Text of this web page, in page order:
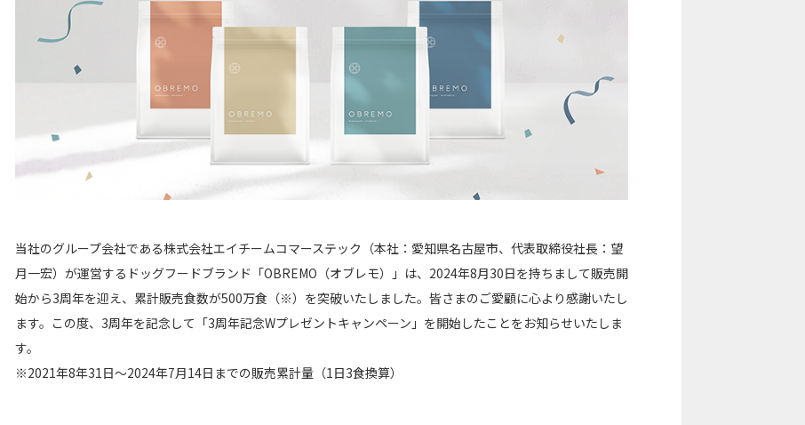
当社のグループ会社である株式会社エイチームコマーステック（本社：愛知県名古屋市、代表取締役社長：望
月一宏）が運営するドッグフードブランド「OBREMO（オブレモ）」は、2024年8月30日を持ちまして販売開
始から3周年を迎え、累計販売食数が500万食（※）を突破いたしました。皆さまのご愛顧に心より感謝いたし
ます。この度、3周年を記念して「3周年記念Wプレゼントキャンペーン」を開始したことをお知らせいたしま
す。
※2021年8年31日〜2024年7月14日までの販売累計量（1日3食換算）